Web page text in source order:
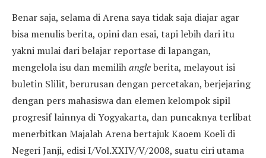
Benar saja, selama di Arena saya tidak saja diajar agar
bisa menulis berita, opini dan esai, tapi lebih dari itu
yakni mulai dari belajar reportase di lapangan,
mengelola isu dan memilihangleberita, melayout isi
buletin Slilit, berurusan dengan percetakan, berjejaring
dengan pers mahasiswa dan elemen kelompok sipil
progresif lainnya di Yogyakarta, dan puncaknya terlibat
menerbitkan Majalah Arena bertajuk Kaoem Koeli di
Negeri Janji, edisi I/Vol.XXIV/V/2008, suatu ciri utama